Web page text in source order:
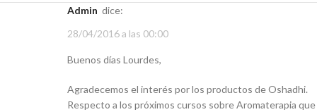
admin dice:
28/04/2016 a las 00:00
Buenos días Lourdes,
Agradecemos el interés por los productos de Oshadhi.
Respecto a los próximos cursos sobre Aromaterapia que